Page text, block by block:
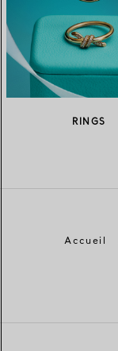
RINGS
Accueil